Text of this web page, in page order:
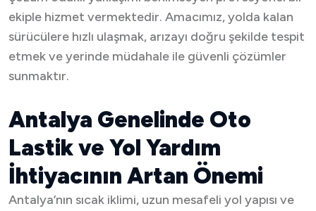
ekiple hizmet vermektedir. Amacımız, yolda kalan
sürücülere hızlı ulaşmak, arızayı doğru şekilde tespit
etmek ve yerinde müdahale ile güvenli çözümler
sunmaktır.
Antalya Genelinde Oto
Lastik ve Yol Yardım
İhtiyacının Artan Önemi
Antalya’nın sıcak iklimi, uzun mesafeli yol yapısı ve